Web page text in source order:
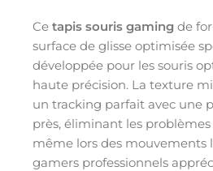
Ce tapis souris gaming de
surface de glisse optimisée
développée pour les souris
haute précision. La texture
un tracking parfait avec une
près, éliminant les
même lors des mouvements
gamers professionnels